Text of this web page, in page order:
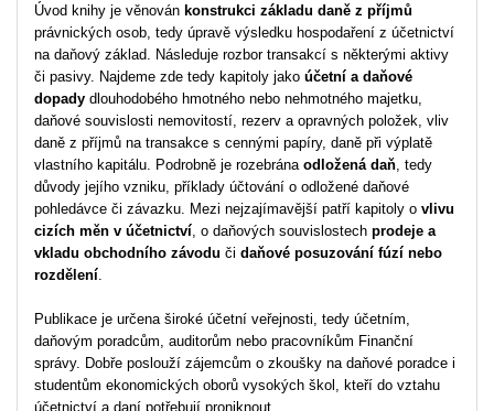
Úvod knihy je věnován konstrukci základu daně z příjmů
právnických osob, tedy úpravě výsledku hospodaření z účetnictví
na daňový základ. Následuje rozbor transakcí s některými aktivy
či pasivy. Najdeme zde tedy kapitoly jako účetní a daňové
dopady dlouhodobého hmotného nebo nehmotného majetku,
daňové souvislosti nemovitostí, rezerv a opravných položek, vliv
daně z příjmů na transakce s cennými papíry, daně při výplatě
vlastního kapitálu. Podrobně je rozebrána odložená daň , tedy
důvody jejího vzniku, příklady účtování o odložené daňové
pohledávce či závazku. Mezi nejzajímavější patří kapitoly o vlivu
cizích měn v účetnictví , o daňových souvislostech prodeje a
vkladu obchodního závodu či daňové posuzování fúzí nebo
rozdělení
Publikace je určena široké účetní veřejnosti, tedy účetním,
daňovým poradcům, auditorům nebo pracovníkům Finanční
správy. Dobře poslouží zájemcům o zkoušky na daňové poradce i
studentům ekonomických oborů vysokých škol, kteří do vztahu
účetnictví a daní potřebují proniknout.